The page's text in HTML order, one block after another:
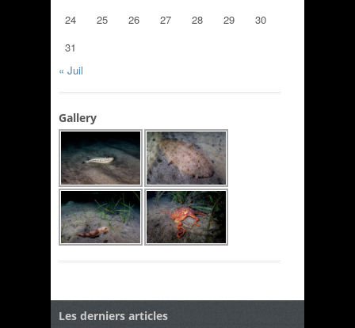
24
25 26 27 28 29
30
31
« Juil
Gallery
Les derniers articles